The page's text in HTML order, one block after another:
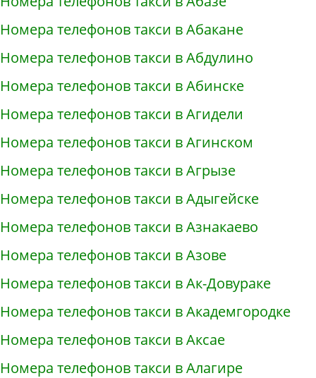
Номера телефонов такси в Абакане
Номера телефонов такси в Абдулино
Номера телефонов такси в Абинске
Номера телефонов такси в Агидели
Номера телефонов такси в Агинском
Номера телефонов такси в Агрызе
Номера телефонов такси в Адыгейске
Номера телефонов такси в Азнакаево
Номера телефонов такси в Азове
Номера телефонов такси в Ак-Довураке
Номера телефонов такси в Академгородке
Номера телефонов такси в Аксае
Номера телефонов такси в Алагире